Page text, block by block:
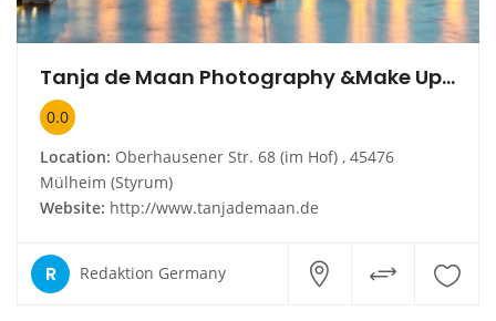
Tanja de Maan Photography &Make Up& Style
0.0
Location: Oberhausener Str. 68 (im Hof) , 45476
Mülheim (Styrum)
Website: http://www.tanjademaan.de
R Redaktion Germany